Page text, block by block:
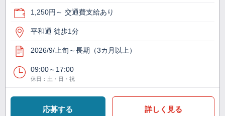
1,250円～ 交通費支給あり
平和通 徒歩1分
2026/9/上旬～長期（3カ月以上）
09:00～17:00
休日：土・日・祝
応募する 詳しく見る